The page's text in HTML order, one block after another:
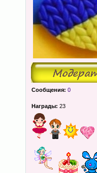
Сообщения: 0
Награды: 23